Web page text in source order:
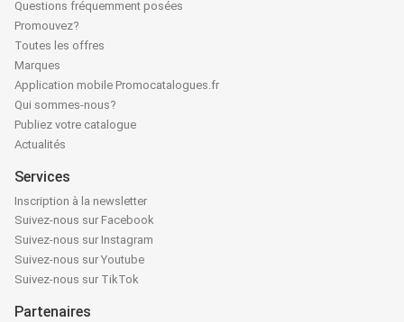
Questions fréquemment posées
Promouvez?
Toutes les offres
Marques
Application mobile Promocatalogues.fr
Qui sommes-nous?
Publiez votre catalogue
Actualités
Services
Inscription à la newsletter
Suivez-nous sur Facebook
Suivez-nous sur Instagram
Suivez-nous sur Youtube
Suivez-nous sur TikTok
Partenaires